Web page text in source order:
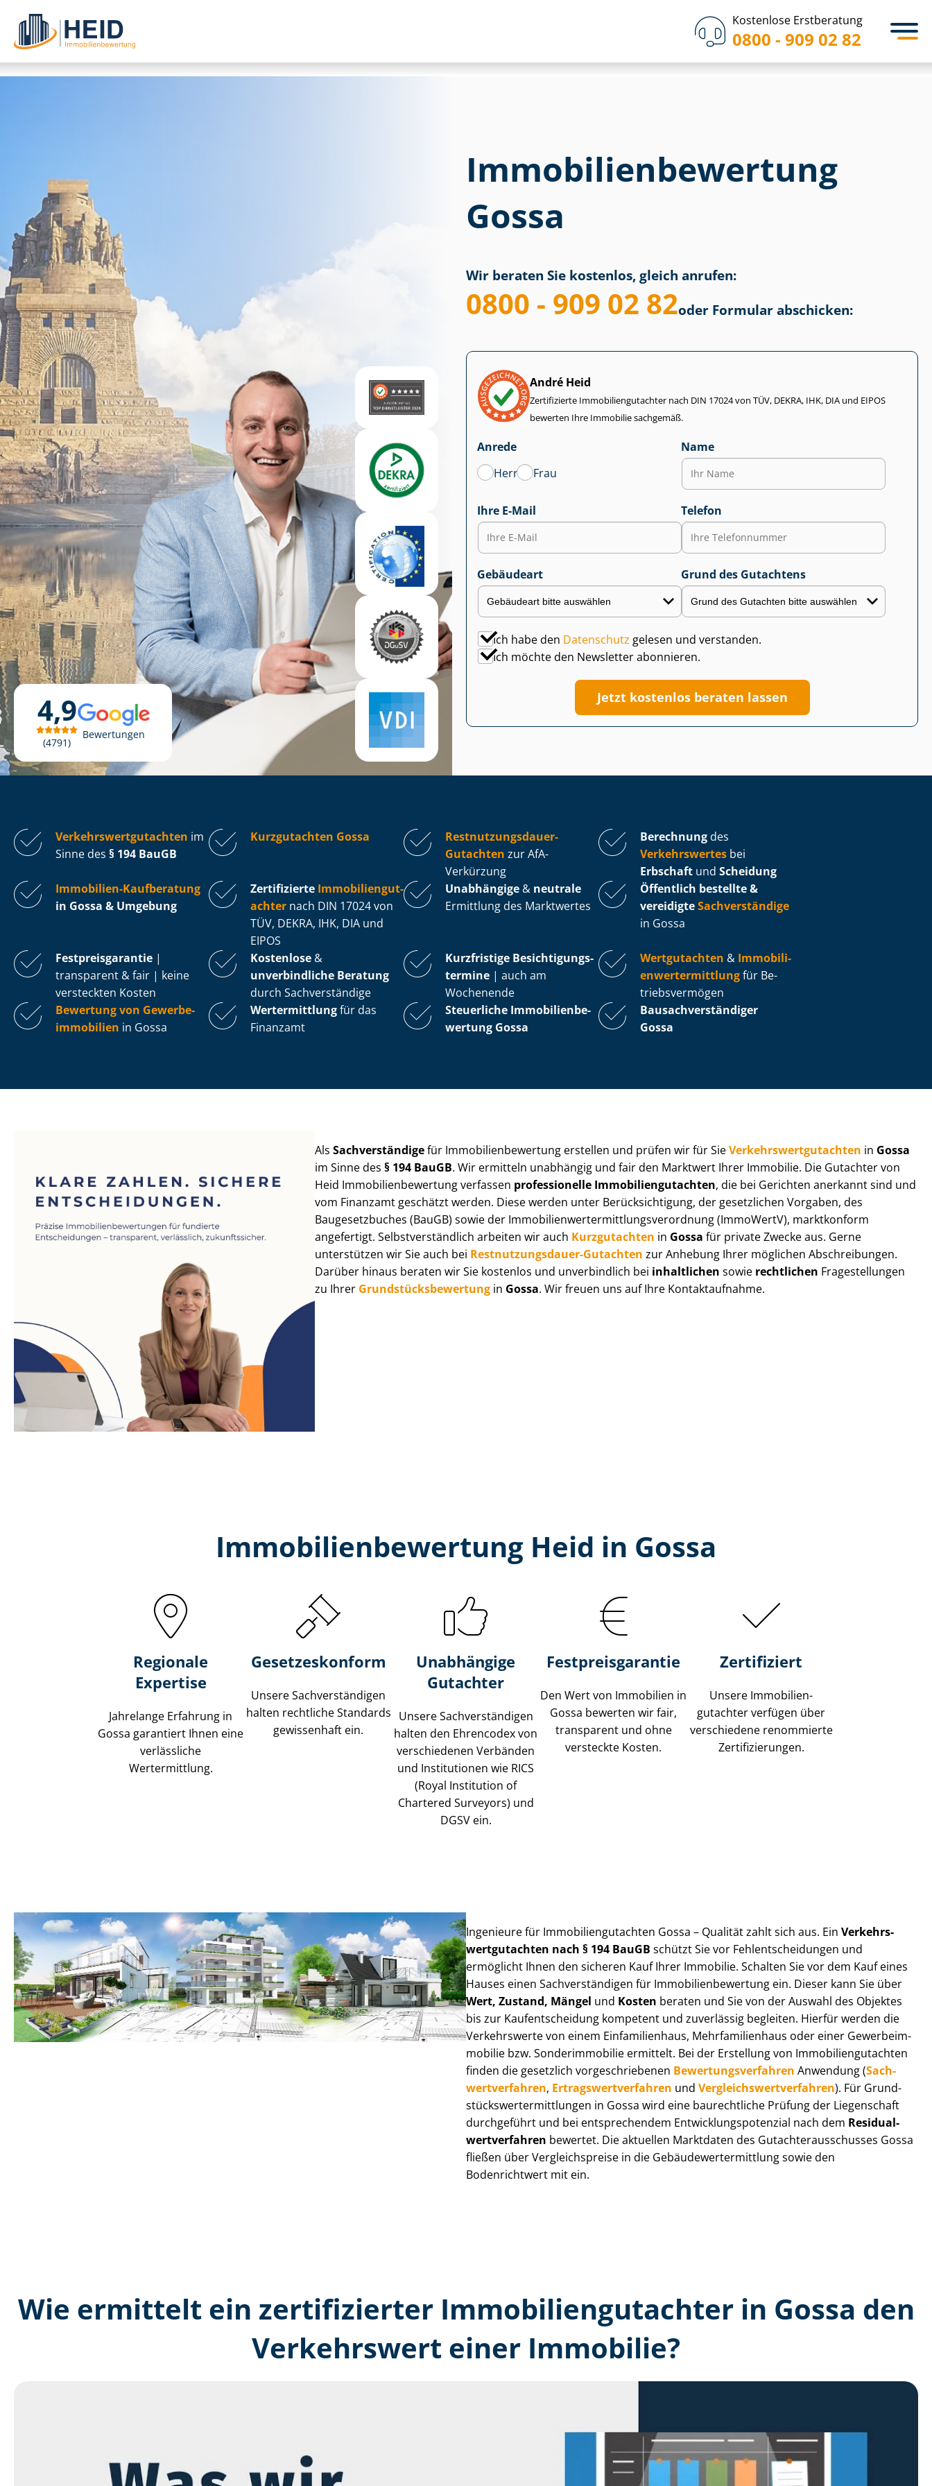
Kostenlose Erstberatung
0800 - 909 02 82
4,9
4791
Bewertungen
Immobilien­bewertung
Gossa
Wir beraten Sie kostenlos, gleich anrufen:
0800 - 909 02 82oder Formular abschicken:
André Heid
Zertifizierte Im­mo­bi­li­en­gut­ach­ter nach DIN 17024 von TÜV, DEKRA, IHK, DIA und EIPOS
bewerten Ihre Immobilie sachgemäß.
Anrede
Herr
Frau
Name
Ihre E-Mail Telefon
Gebäudeart Grund des Gutachtens
Ich habe den Datenschutz gelesen und verstanden.
Ich möchte den Newsletter abonnieren.
Jetzt kostenlos beraten lassen
Ver­kehrs­wert­gut­ach­ten im
Sinne des § 194 BauGB
Kurzgutachten Gossa
Rest­nut­zungs­dau­er-
Gutachten zur AfA-
Verkürzung
Berechnung des
Verkehrswertes bei
Erbschaft und Scheidung
Immobilien-Kaufberatung
in Gossa & Umgebung
Zertifizierte Im­mo­bi­li­en­gut­
ach­ter nach DIN 17024 von
TÜV, DEKRA, IHK, DIA und
EIPOS
Unabhängige & neutrale
Ermittlung des Marktwertes
Öffentlich bestellte &
vereidigteSachverständige
in Gossa
Fest­preis­ga­ran­tie |
transparent & fair | keine
versteckten Kosten
Kostenlose &
unverbindliche Beratung
durch Sachverständige
Kurzfristige Be­sich­ti­gungs­
ter­mi­ne | auch am
Wochenende
Wertgutachten & Im­mo­bi­li­
en­wert­ermitt­lungfür Be­
triebs­ver­mö­gen
Bewertung von Ge­wer­be­
im­mo­bi­li­en in Gossa
Wertermittlungfür das
Finanzamt
Steuerliche Im­mo­bi­li­en­be­
wer­tung Gossa
Bau­sach­ver­stän­di­ger
Gossa
AlsSachverständigefür Im­mo­bi­li­en­be­wer­tung erstellen und prüfen wir für SieVer­kehrs­wert­gut­ach­ten in Gossa
im Sinne des§ 194 BauGB. Wir ermitteln unabhängig und fair den Marktwert Ihrer Immobilie. Die Gutachter von
Heid Im­mo­bi­li­en­be­wer­tung verfassen professionelle Im­mo­bi­li­en­gut­ach­ten, die bei Gerichten anerkannt sind und
vom Finanzamt geschätzt werden. Diese werden unter Be­rück­sich­ti­gung, der gesetzlichen Vorgaben, des
Baugesetzbuches (BauGB) sowie der Im­mo­bi­li­en­wert­ermitt­lungs­ver­ord­nung (ImmoWertV), marktkonform
angefertigt. Selbst­ver­ständ­lich arbeiten wir auch Kurzgutachten in Gossa für private Zwecke aus. Gerne
unterstützen wir Sie auch bei Rest­nut­zungs­dau­er-Gutachten zur Anhebung Ihrer möglichen Abschreibungen.
Darüber hinaus beraten wir Sie kostenlos und unverbindlich bei inhaltlichen sowie rechtlichen Fragestellungen
zu Ihrer Grund­stücks­be­wer­tung in Gossa. Wir freuen uns auf Ihre Kontaktaufnahme.
Immobilien­bewertung Heid in Gossa
Regionale
Expertise
Jahrelange Erfahrung in
Gossa garantiert Ihnen eine
verlässliche
Wertermittlung.
Gesetzes­konform
Unsere Sach­ver­stän­di­gen
halten rechtliche Standards
gewissenhaft ein.
Unabhängige
Gutachter
Unsere Sach­ver­stän­di­gen
halten den Ehrencodex von
verschiedenen Verbänden
und Institutionen wie RICS
(Royal Institution of
Chartered Surveyors) und
DGSV ein.
Festpreis​garantie
Den Wert von Immobilien in
Gossa bewerten wir fair,
transparent und ohne
versteckte Kosten.
Zertifiziert
Unsere Immobilien­
gutachter verfügen über
verschiedene renommierte
Zer­ti­fi­zie­run­gen.
Ingenieure für Im­mo­bi­li­en­gut­ach­ten Gossa – Qualität zahlt sich aus. Ein Ver­kehrs­
wert­gut­ach­ten nach § 194 BauGB schützt Sie vor Fehl­ent­schei­dun­gen und
ermöglicht Ihnen den sicheren Kauf Ihrer Immobilie. Schalten Sie vor dem Kauf eines
Hauses einen Sach­ver­stän­di­gen für Im­mo­bi­li­en­be­wer­tung ein. Dieser kann Sie über
Wert, Zustand, Mängel und Kosten beraten und Sie von der Auswahl des Objektes
bis zur Kauf­ent­schei­dung kompetent und zuverlässig begleiten. Hierfür werden die
Verkehrswerte von einem Einfamilienhaus, Mehr­fa­mi­li­en­haus oder einer Ge­wer­be­im­
mo­bi­lie bzw. Sonderimmobilie ermittelt. Bei der Erstellung von Im­mo­bi­li­en­gut­ach­ten
finden die gesetzlich vor­ge­schrie­be­nen Be­wer­tungs­ver­fah­ren Anwendung (Sach­
wert­ver­fah­ren, Er­trags­wert­ver­fah­ren und Ver­gleichs­wert­ver­fah­ren). Für Grund­
stücks­wert­ermitt­lun­gen in Gossa wird eine baurechtliche Prüfung der Liegenschaft
durchgeführt und bei entsprechendem Ent­wick­lungs­po­ten­zi­al nach dem Re­si­du­al­
wert­ver­fah­ren bewertet. Die aktuellen Marktdaten des Gut­ach­ter­aus­schus­ses Gossa
fließen über Ver­gleichs­prei­se in die Ge­bäu­de­wert­ermitt­lung sowie den
Bodenrichtwert mit ein.
Wie ermittelt ein zertifizierter Immobilien­gutachter in Gossa den
Verkehrswert einer Immobilie?